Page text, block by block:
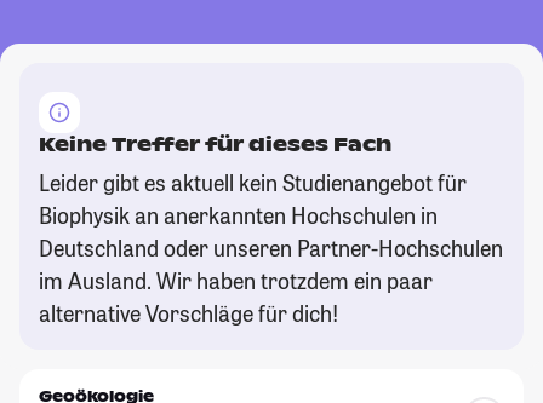
Keine Treffer für dieses Fach
Leider gibt es aktuell kein Studienangebot für
Biophysik an anerkannten Hochschulen in
Deutschland oder unseren Partner-Hochschulen
im Ausland. Wir haben trotzdem ein paar
alternative Vorschläge für dich!
Geoökologie